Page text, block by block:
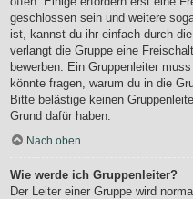
geschlossen sein und weitere
ist, kannst du ihr einfach durch
verlangt die Gruppe eine
bewerben. Ein Gruppenleiter
könnte fragen, warum du in die
Bitte belästige keinen
Grund dafür haben.
Nach oben
Wie werde ich Gruppenleiter?
Der Leiter einer Gruppe wird